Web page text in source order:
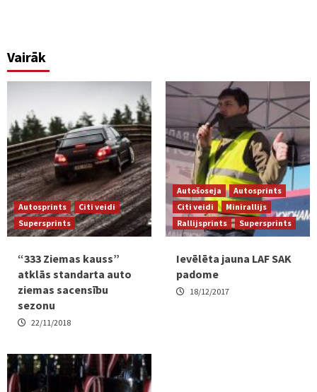
Vairāk
Autosprints
Citi veidi
Supersprints
“333 Ziemas kauss”
atklās standarta auto
ziemas sacensību
sezonu
22/11/2018
Autošoseja
Autosprints
Citi veidi
Minirallijs
Rallijsprints
Supersprints
Ievēlēta jauna LAF SAK
padome
18/12/2017